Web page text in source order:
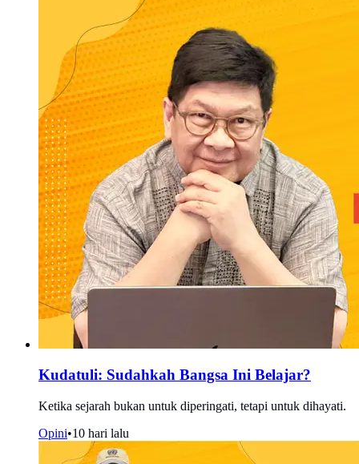
Kudatuli: Sudahkah Bangsa Ini Belajar?
Ketika sejarah bukan untuk diperingati, tetapi untuk dihayati.
Opini•10 hari lalu